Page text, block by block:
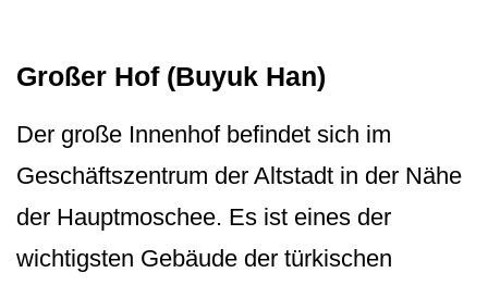
Großer Hof (Buyuk Han)
Der große Innenhof befindet sich im
Geschäftszentrum der Altstadt in der Nähe
der Hauptmoschee. Es ist eines der
wichtigsten Gebäude der türkischen